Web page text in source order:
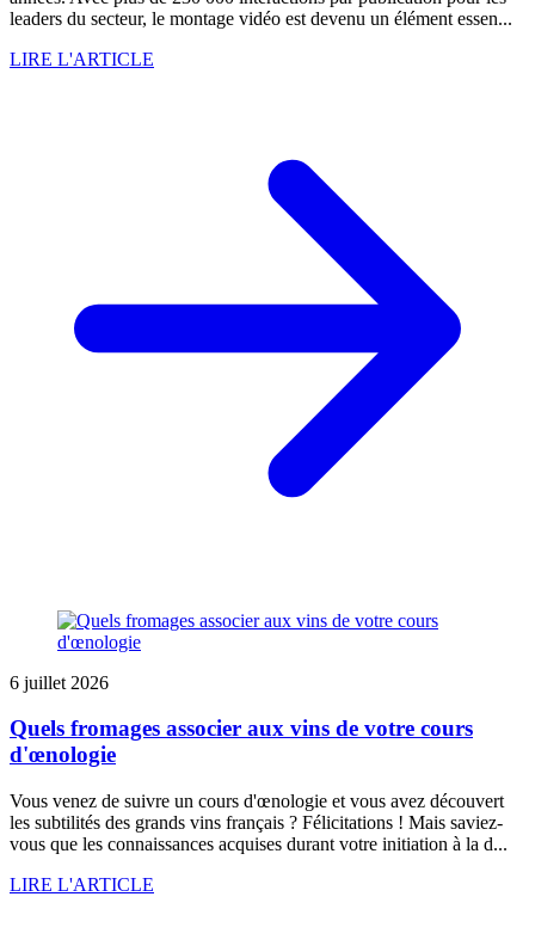
leaders du secteur, le montage vidéo est devenu un élément essen...
LIRE L'ARTICLE
6 juillet 2026
Quels fromages associer aux vins de votre cours
d'œnologie
Vous venez de suivre un cours d'œnologie et vous avez découvert
les subtilités des grands vins français ? Félicitations ! Mais saviez-
vous que les connaissances acquises durant votre initiation à la d...
LIRE L'ARTICLE